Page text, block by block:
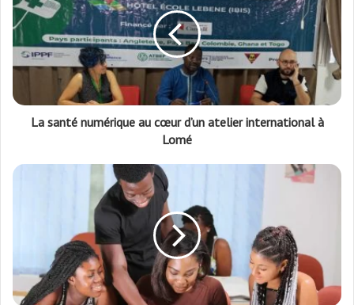
La santé numérique au cœur d’un atelier international à
Lomé